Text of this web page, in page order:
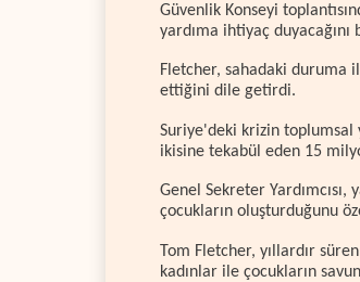
Güvenlik Konseyi
yardıma ihtiyaç duyacağını
Fletcher, sahadaki duruma
ettiğini dile getirdi.
Suriye'deki krizin toplumsal
ikisine tekabül eden 15
Genel Sekreter Yardımcısı,
çocukların oluşturduğunu
Tom Fletcher, yıllardır
kadınlar ile çocukların